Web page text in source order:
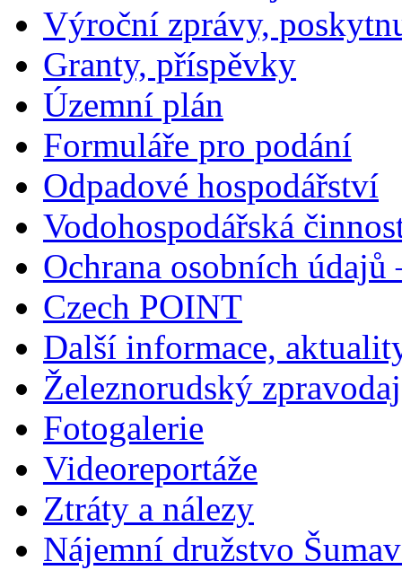
Výroční zprávy,
Granty, příspěvky
Územní plán
Formuláře pro podání
Odpadové hospodářství
Vodohospodářská
Ochrana osobních údajů
Czech POINT
Další informace,
Železnorudský zpravodaj
Fotogalerie
Videoreportáže
Ztráty a nálezy
Nájemní družstvo